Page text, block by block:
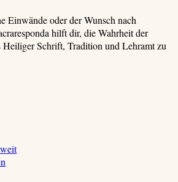
Einwände oder der Wunsch nach
hilft dir, die Wahrheit der
Schrift, Tradition und Lehramt zu